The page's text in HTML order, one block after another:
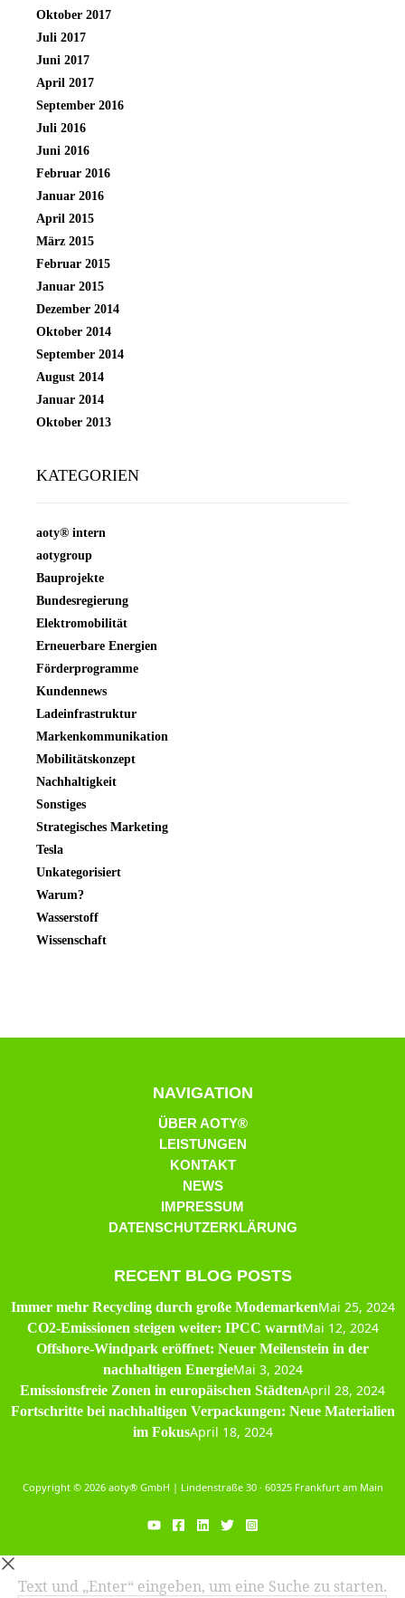
Oktober 2017
Juli 2017
Juni 2017
April 2017
September 2016
Juli 2016
Juni 2016
Februar 2016
Januar 2016
April 2015
März 2015
Februar 2015
Januar 2015
Dezember 2014
Oktober 2014
September 2014
August 2014
Januar 2014
Oktober 2013
KATEGORIEN
aoty® intern
aotygroup
Bauprojekte
Bundesregierung
Elektromobilität
Erneuerbare Energien
Förderprogramme
Kundennews
Ladeinfrastruktur
Markenkommunikation
Mobilitätskonzept
Nachhaltigkeit
Sonstiges
Strategisches Marketing
Tesla
Unkategorisiert
Warum?
Wasserstoff
Wissenschaft
NAVIGATION
ÜBER AOTY®
LEISTUNGEN
KONTAKT
NEWS
IMPRESSUM
DATENSCHUTZERKLÄRUNG
RECENT BLOG POSTS
Immer mehr Recycling durch große ModemarkenMai 25, 2024
CO2-Emissionen steigen weiter: IPCC warntMai 12, 2024
Offshore-Windpark eröffnet: Neuer Meilenstein in der
nachhaltigen EnergieMai 3, 2024
Emissionsfreie Zonen in europäischen StädtenApril 28, 2024
Fortschritte bei nachhaltigen Verpackungen: Neue Materialien
im FokusApril 18, 2024
Copyright © 2026 aoty® GmbH | Lindenstraße 30 · 60325 Frankfurt am Main
Text und „Enter“ eingeben, um eine Suche zu starten.